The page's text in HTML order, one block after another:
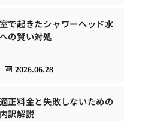
で起きたシャワーヘッド水
の賢い対処
2026.06.28
正料金と失敗しないための
内訳解説